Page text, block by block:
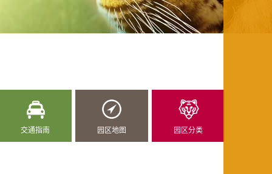
交通指南 园区地图 园区分类